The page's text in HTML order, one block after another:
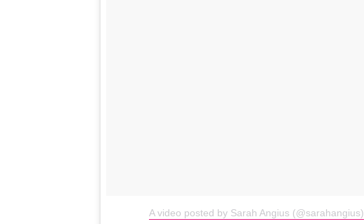
A video posted by Sarah Angius (@sarahangius)